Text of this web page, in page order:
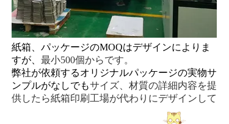
紙箱、パッケージのMOQはデザインによりま
すが、 最小500個からです。
弊社が依頼するオリジナルパッケージの実物サ
ンプルがなしでもサイズ、材質の詳細内容を提
供したら紙箱印刷工場が代わりにデザインして